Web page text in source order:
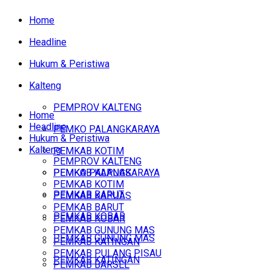
Home
Headline
Hukum & Peristiwa
Kalteng
PEMPROV KALTENG
PEMKO PALANGKARAYA
PEMKAB KOTIM
PEMKAB KAPUAS
PEMKAB BARUT
PEMKAB KOBAR
PEMKAB GUNUNG MAS
PEMKAB KATINGAN
Home
Headline
Hukum & Peristiwa
Kalteng
PEMPROV KALTENG
PEMKO PALANGKARAYA
PEMKAB KOTIM
PEMKAB KAPUAS
PEMKAB BARUT
PEMKAB KOBAR
PEMKAB GUNUNG MAS
PEMKAB KATINGAN
PEMKAB PULANG PISAU
PEMKAB BARSEL